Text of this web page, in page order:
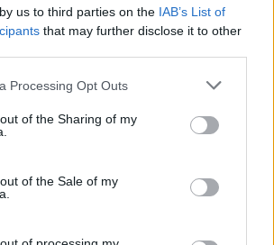
us to third parties on the IAB’s List of
that may further disclose it to other
Processing Opt Outs
of the Sharing of my
of the Sale of my
blochează, în faţa casei, o
de adopţie
distruge conspirația construită